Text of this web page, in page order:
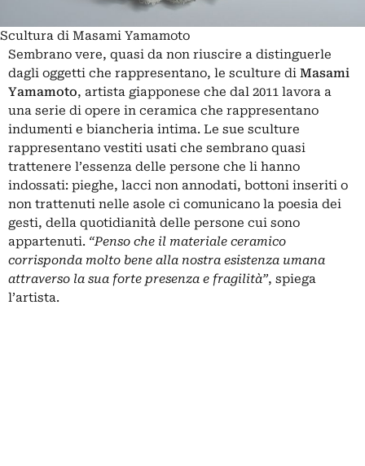
Scultura di Masami Yamamoto
Sembrano vere, quasi da non riuscire a distinguerle
dagli oggetti che rappresentano, le sculture di Masami
Yamamoto, artista giapponese che dal 2011 lavora a
una serie di opere in ceramica che rappresentano
indumenti e biancheria intima. Le sue sculture
rappresentano vestiti usati che sembrano quasi
trattenere l’essenza delle persone che li hanno
indossati: pieghe, lacci non annodati, bottoni inseriti o
non trattenuti nelle asole ci comunicano la poesia dei
gesti, della quotidianità delle persone cui sono
appartenuti. “Penso che il materiale ceramico
corrisponda molto bene alla nostra esistenza umana
attraverso la sua forte presenza e fragilità”, spiega
l’artista.